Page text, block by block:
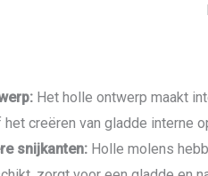
Het holle ontwerp maakt
het creëren van gladde interne
snijkanten: Holle molens